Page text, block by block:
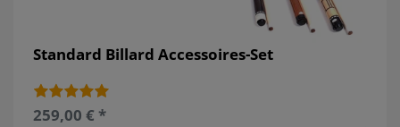
Standard Billard Accessoires-Set
259,00 € *